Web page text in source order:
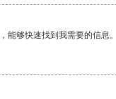
够快速找到我需要的信息。